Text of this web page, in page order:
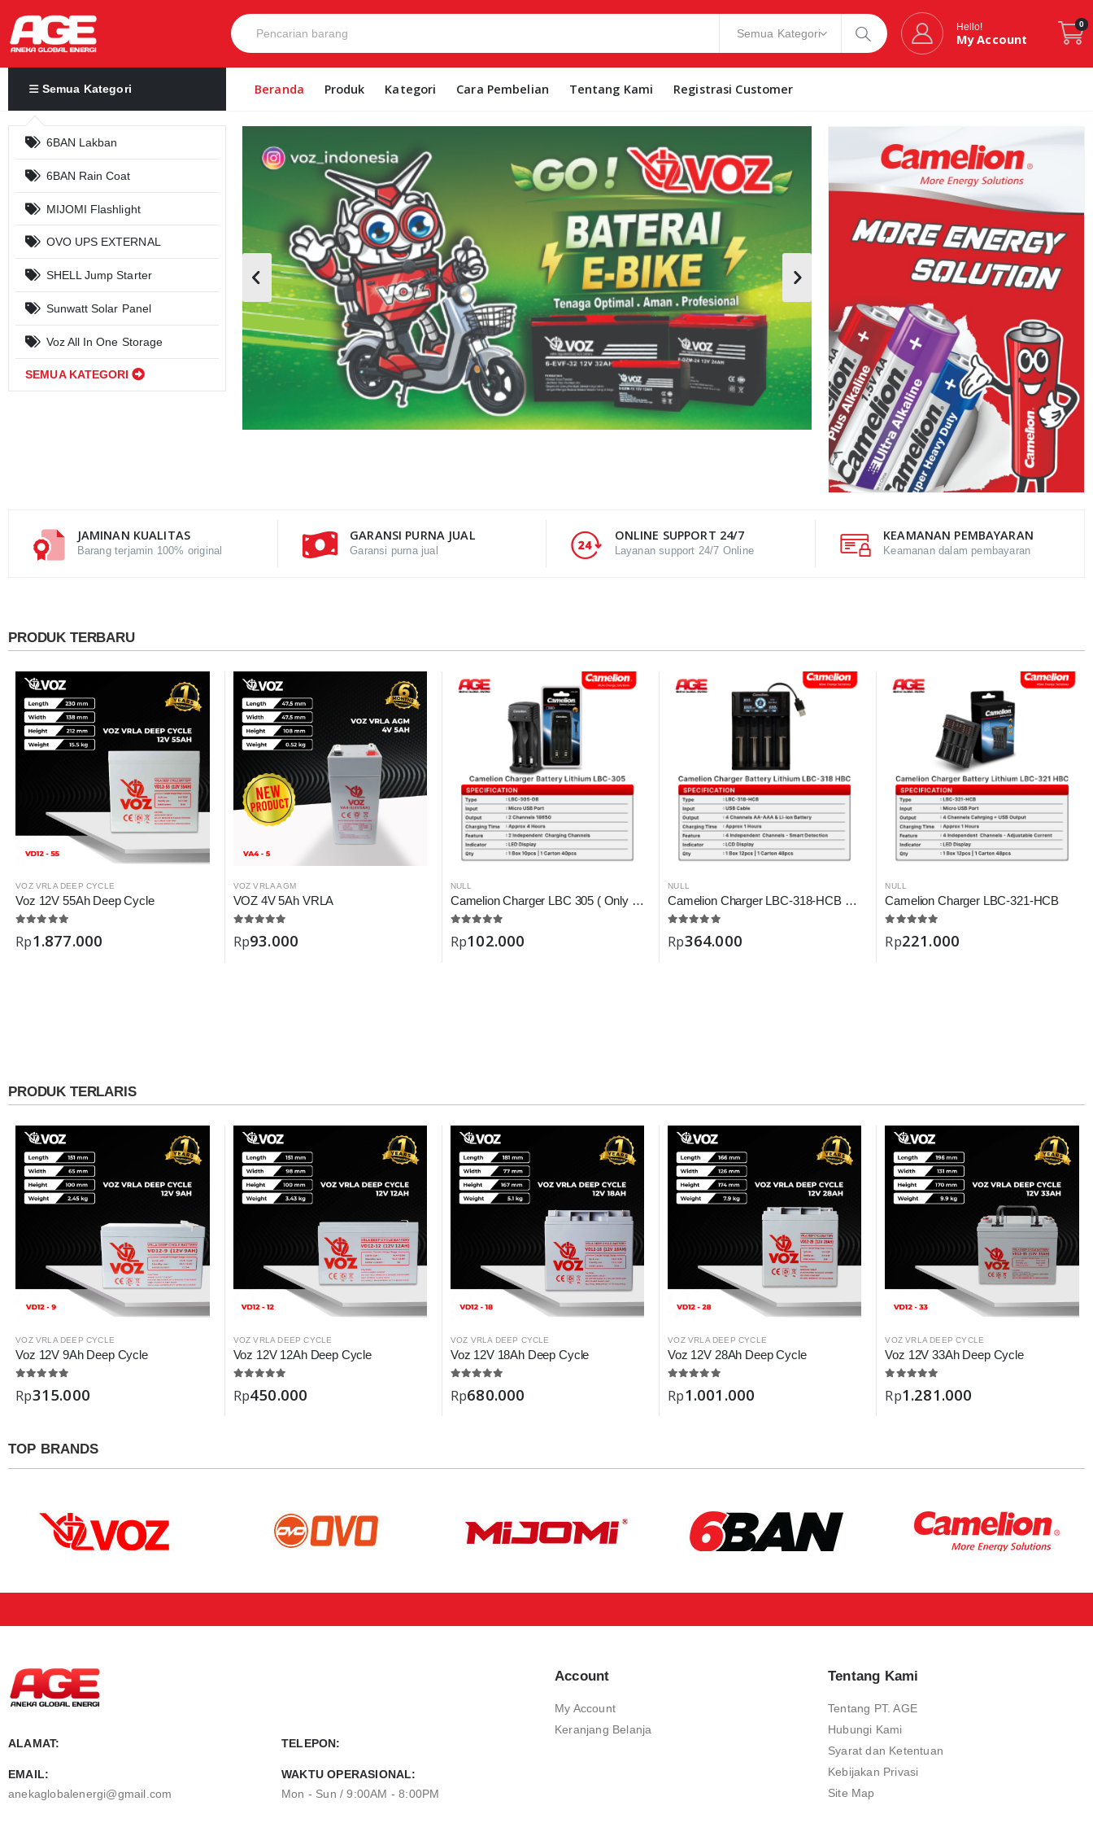
Hello!
My Account
0
Semua Kategori
6BAN Lakban
6BAN Rain Coat
MIJOMI Flashlight
OVO UPS EXTERNAL
SHELL Jump Starter
Sunwatt Solar Panel
Voz All In One Storage
SEMUA KATEGORI
Beranda Produk Kategori Cara Pembelian Tentang Kami Registrasi Customer
JAMINAN KUALITAS
Barang terjamin 100% original
GARANSI PURNA JUAL
Garansi purna jual
ONLINE SUPPORT 24/7
Layanan support 24/7 Online
KEAMANAN PEMBAYARAN
Keamanan dalam pembayaran
PRODUK TERBARU
VOZ VRLA DEEP CYCLE
Voz 12V 55Ah Deep Cycle
Rp1.877.000
VOZ VRLA AGM
VOZ 4V 5Ah VRLA
Rp93.000
NULL
Camelion Charger LBC 305 ( Only Battery 18650 )
Rp102.000
NULL
Camelion Charger LBC-318-HCB Digital
Rp364.000
NULL
Camelion Charger LBC-321-HCB
Rp221.000
PRODUK TERLARIS
VOZ VRLA DEEP CYCLE
Voz 12V 9Ah Deep Cycle
Rp315.000
VOZ VRLA DEEP CYCLE
Voz 12V 12Ah Deep Cycle
Rp450.000
VOZ VRLA DEEP CYCLE
Voz 12V 18Ah Deep Cycle
Rp680.000
VOZ VRLA DEEP CYCLE
Voz 12V 28Ah Deep Cycle
Rp1.001.000
VOZ VRLA DEEP CYCLE
Voz 12V 33Ah Deep Cycle
Rp1.281.000
TOP BRANDS
ALAMAT: TELEPON:
EMAIL:
anekaglobalenergi@gmail.com
WAKTU OPERASIONAL:
Mon - Sun / 9:00AM - 8:00PM
Account
My Account
Keranjang Belanja
Tentang Kami
Tentang PT. AGE
Hubungi Kami
Syarat dan Ketentuan
Kebijakan Privasi
Site Map